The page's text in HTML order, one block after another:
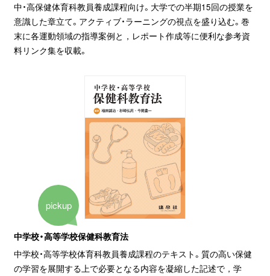
中・高保健体育科教員養成課程向け。大学での半期15回の授業を
意識した章立て。アクティブ・ラーニングの視点を盛り込む。巻
末に各運動領域の指導案例と，レポート作成等に便利な参考資
料リンク集を収載。
pickup
中学校・高等学校保健科教育法
中学校・高等学校体育科教員養成課程のテキスト。質の高い保健
の学習を展開する上で必要となる内容を凝縮した記述で，学